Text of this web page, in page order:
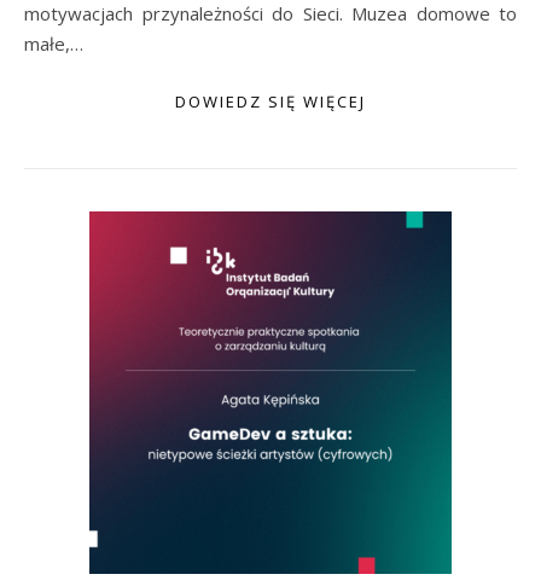
motywacjach przynależności do Sieci. Muzea domowe to
małe,…
DOWIEDZ SIĘ WIĘCEJ